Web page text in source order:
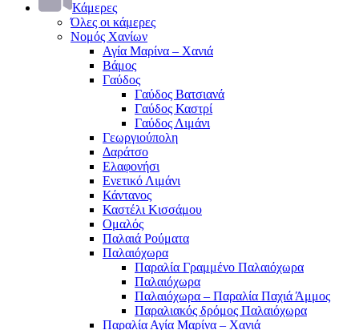
Κάμερες
Όλες οι κάμερες
Νομός Χανίων
Αγία Μαρίνα – Χανιά
Βάμος
Γαύδος
Γαύδος Βατσιανά
Γαύδος Καστρί
Γαύδος Λιμάνι
Γεωργιούπολη
Δαράτσο
Ελαφονήσι
Ενετικό Λιμάνι
Κάντανος
Καστέλι Κισσάμου
Ομαλός
Παλαιά Ρούματα
Παλαιόχωρα
Παραλία Γραμμένο Παλαιόχωρα
Παλαιόχωρα
Παλαιόχωρα – Παραλία Παχιά Άμμος
Παραλιακός δρόμος Παλαιόχωρα
Παραλία Αγία Μαρίνα – Χανιά